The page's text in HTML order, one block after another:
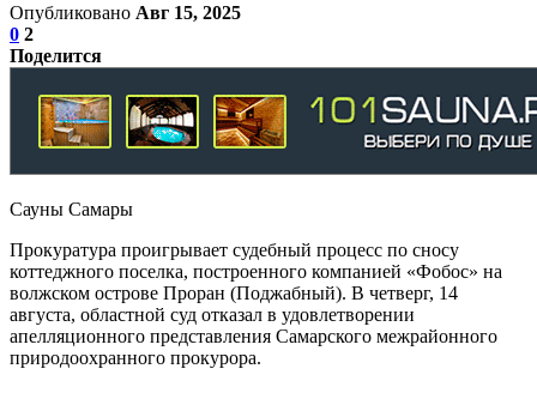
Опубликовано Авг 15, 2025
0 2
Поделится
Сауны Самары
Прокуратура проигрывает судебный процесс по сносу
коттеджного поселка, построенного компанией «Фобос» на
волжском острове Проран (Поджабный). В четверг, 14
августа, областной суд отказал в удовлетворении
апелляционного представления Самарского межрайонного
природоохранного прокурора.